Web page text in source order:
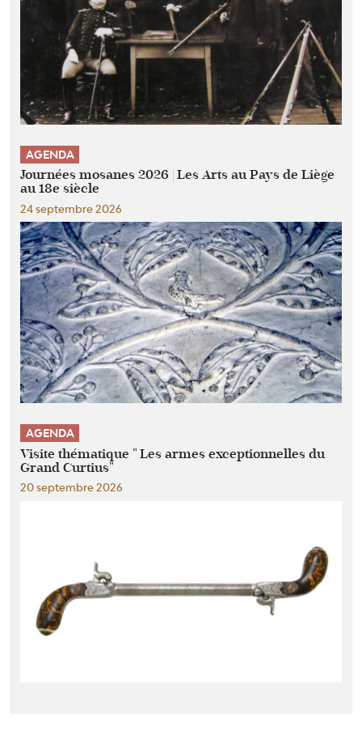
AGENDA
Journées mosanes 2026 | Les Arts au Pays de Liège
au 18e siècle
24 septembre 2026
AGENDA
Visite thématique " Les armes exceptionnelles du
Grand Curtius"
20 septembre 2026